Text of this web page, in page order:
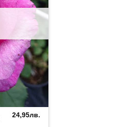
24,95лв.